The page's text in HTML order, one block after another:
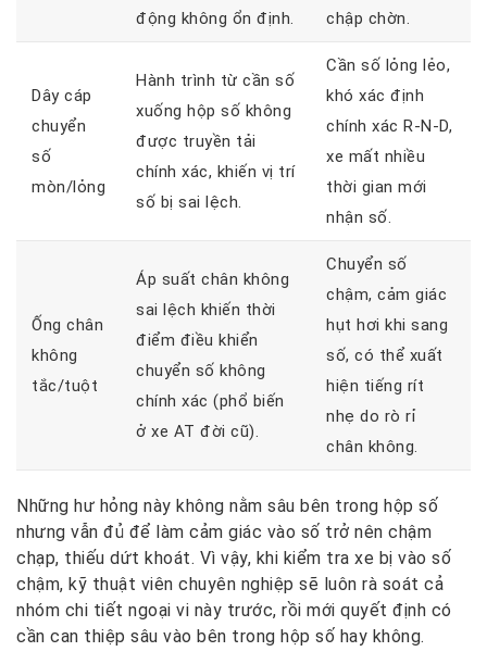
động không ổn định.
chập chờn.
Dây cáp
chuyển
số
mòn/lỏng
Hành trình từ cần số
xuống hộp số không
được truyền tải
chính xác, khiến vị trí
số bị sai lệch.
Cần số lỏng lẻo,
khó xác định
chính xác R-N-D,
xe mất nhiều
thời gian mới
nhận số.
Ống chân
không
tắc/tuột
Áp suất chân không
sai lệch khiến thời
điểm điều khiển
chuyển số không
chính xác (phổ biến
ở xe AT đời cũ).
Chuyển số
chậm, cảm giác
hụt hơi khi sang
số, có thể xuất
hiện tiếng rít
nhẹ do rò rỉ
chân không.
Những hư hỏng này không nằm sâu bên trong hộp số
nhưng vẫn đủ để làm cảm giác vào số trở nên chậm
chạp, thiếu dứt khoát. Vì vậy, khi kiểm tra xe bị vào số
chậm, kỹ thuật viên chuyên nghiệp sẽ luôn rà soát cả
nhóm chi tiết ngoại vi này trước, rồi mới quyết định có
cần can thiệp sâu vào bên trong hộp số hay không.